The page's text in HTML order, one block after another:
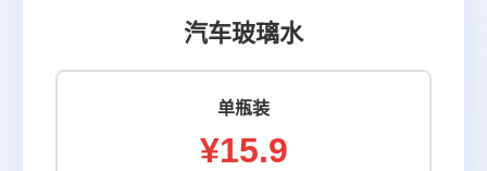
汽车玻璃水
单瓶装
¥15.9